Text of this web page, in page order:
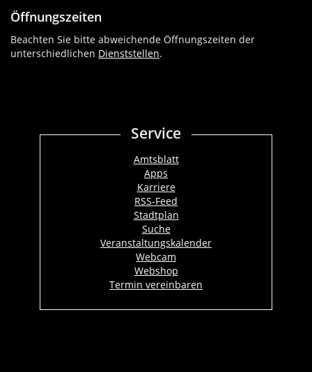
Öffnungszeiten
Beachten Sie bitte abweichende Öffnungszeiten der
unterschiedlichen Dienststellen.
Service
Amtsblatt
Apps
Karriere
RSS-Feed
Stadtplan
Suche
Veranstaltungskalender
Webcam
Webshop
Termin vereinbaren